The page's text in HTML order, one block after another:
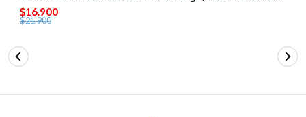
$16.900
$21.900